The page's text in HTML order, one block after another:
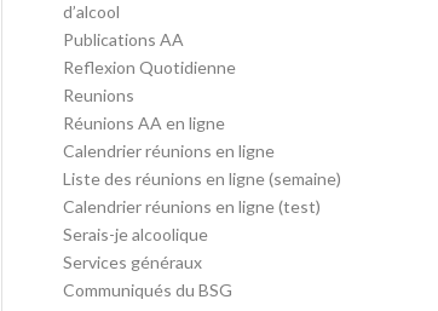
d’alcool
Publications AA
Reflexion Quotidienne
Reunions
Réunions AA en ligne
Calendrier réunions en ligne
Liste des réunions en ligne (semaine)
Calendrier réunions en ligne (test)
Serais-je alcoolique
Services généraux
Communiqués du BSG